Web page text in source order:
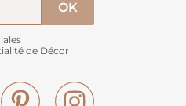
de Décor
Pinterest